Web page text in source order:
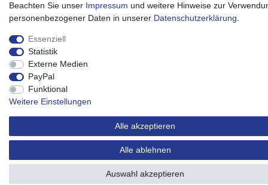
Beachten Sie unser Impressum und weitere Hinweise zur
personenbezogener Daten in unserer Daten­schutz­erklärung
Essenziell
Statistik
Externe Medien
PayPal
Funktional
Weitere Einstellungen
Alle akzeptieren
Alle ablehnen
Auswahl akzeptieren